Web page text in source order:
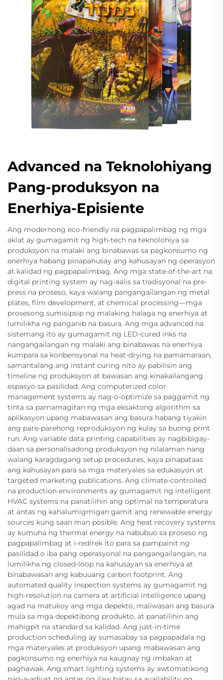
Advanced na Teknolohiyang
Pang-produksyon na
Enerhiya-Episiente
Ang modernong eco-friendly na pagpapalimbag ng mga
aklat ay gumagamit ng high-tech na teknolohiya sa
produksyon na malaki ang binabawas sa pagkonsumo ng
enerhiya habang pinapahusay ang kahusayan ng operasyon
at kalidad ng pagpapalimbag. Ang mga state-of-the-art na
digital printing system ay nag-aalis sa tradisyonal na pre-
press na proseso, kaya walang pangangailangan ng metal
plates, film development, at chemical processing—mga
prosesong sumisipsip ng malaking halaga ng enerhiya at
lumilikha ng panganib na basura. Ang mga advanced na
sistemang ito ay gumagamit ng LED-cured inks na
nangangailangan ng malaki ang binabawas na enerhiya
kumpara sa konbensyonal na heat-drying na pamamaraan,
samantalang ang instant curing nito ay pabilisin ang
timeline ng produksyon at bawasan ang kinakailangang
espasyo sa pasilidad. Ang computerized color
management systems ay nag-o-optimize sa paggamit ng
tinta sa pamamagitan ng mga eksaktong algorithm sa
aplikasyon upang mabawasan ang basura habang tiyakin
ang pare-parehong reproduksyon ng kulay sa buong print
run. Ang variable data printing capabilities ay nagbibigay-
daan sa personalisadong produksyon ng nilalaman nang
walang karagdagang setup procedures, kaya pinapataas
ang kahusayan para sa mga materyales sa edukasyon at
targeted marketing publications. Ang climate-controlled
na production environments ay gumagamit ng intelligent
HVAC systems na panatilihin ang optimal na temperatura
at antas ng kahalumigmigan gamit ang renewable energy
sources kung saan man posible. Ang heat recovery systems
ay kumuha ng thermal energy na nabubuo sa proseso ng
pagpapalimbag at i-redirek ito para sa pampainit ng
pasilidad o iba pang operasyonal na pangangailangan, na
lumilikha ng closed-loop na kahusayan sa enerhiya at
binabawasan ang kabuuang carbon footprint. Ang
automated quality inspection systems ay gumagamit ng
high-resolution na camera at artificial intelligence upang
agad na matukoy ang mga depekto, maiiwasan ang basura
mula sa mga depektibong produkto, at panatilihin ang
mahigpit na standard sa kalidad. Ang just-in-time
production scheduling ay sumasabay sa pagpapadala ng
mga materyales at produksyon upang mabawasan ang
pagkonsumo ng enerhiya na kaugnay ng imbakan at
paghawak. Ang smart lighting systems ay awtomatikong